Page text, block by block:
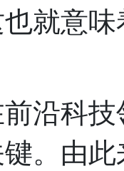
就意
沿科
。由